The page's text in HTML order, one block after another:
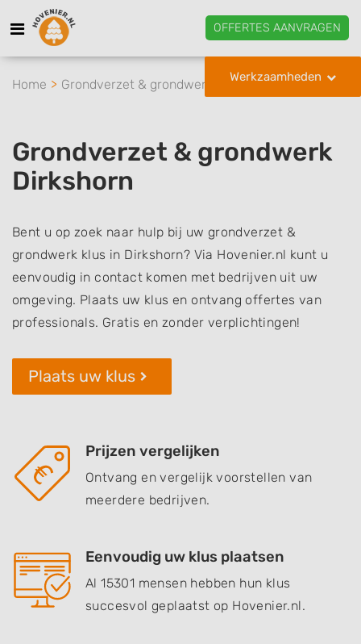
OFFERTES AANVRAGEN
Werkzaamheden
Home Grondverzet & grondwerk Dirkshorn
Grondverzet & grondwerk
Dirkshorn
Bent u op zoek naar hulp bij uw grondverzet &
grondwerk klus in Dirkshorn? Via Hovenier.nl kunt u
eenvoudig in contact komen met bedrijven uit uw
omgeving. Plaats uw klus en ontvang offertes van
professionals. Gratis en zonder verplichtingen!
Plaats uw klus
Prijzen vergelijken
Ontvang en vergelijk voorstellen van
meerdere bedrijven.
Eenvoudig uw klus plaatsen
Al 15301 mensen hebben hun klus
succesvol geplaatst op Hovenier.nl.